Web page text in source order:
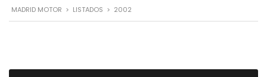
MADRID MOTOR > LISTADOS > 2002